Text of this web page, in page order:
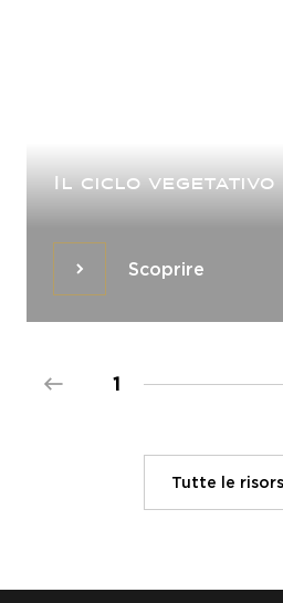
Il ciclo vegetativo
ScoprireScoprire
Prev 1
Tutte le